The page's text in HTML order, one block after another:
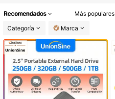
Recomendados Más populares
Categoría
Marca